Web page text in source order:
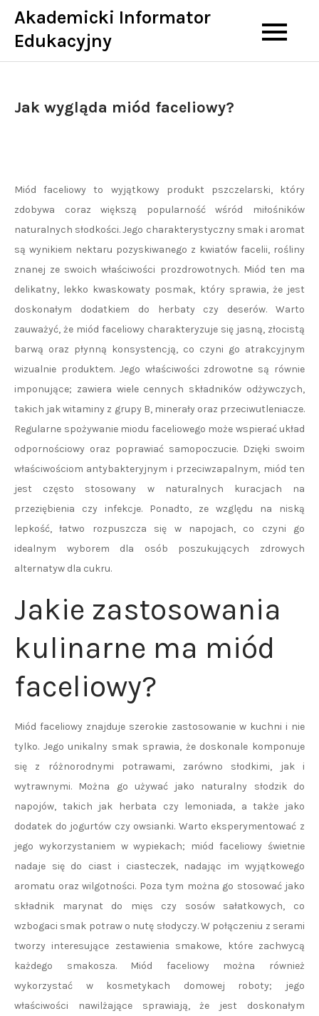
Skip
content
Akademicki Informator
Edukacyjny
Jak wygląda miód faceliowy?
Miód faceliowy to wyjątkowy produkt pszczelarski, który
zdobywa coraz większą popularność wśród miłośników
naturalnych słodkości. Jego charakterystyczny smak i aromat
są wynikiem nektaru pozyskiwanego z kwiatów facelii, rośliny
znanej ze swoich właściwości prozdrowotnych. Miód ten ma
delikatny, lekko kwaskowaty posmak, który sprawia, że jest
doskonałym dodatkiem do herbaty czy deserów. Warto
zauważyć, że miód faceliowy charakteryzuje się jasną, złocistą
barwą oraz płynną konsystencją, co czyni go atrakcyjnym
wizualnie produktem. Jego właściwości zdrowotne są równie
imponujące; zawiera wiele cennych składników odżywczych,
takich jak witaminy z grupy B, minerały oraz przeciwutleniacze.
Regularne spożywanie miodu faceliowego może wspierać układ
odpornościowy oraz poprawiać samopoczucie. Dzięki swoim
właściwościom antybakteryjnym i przeciwzapalnym, miód ten
jest często stosowany w naturalnych kuracjach na
przeziębienia czy infekcje. Ponadto, ze względu na niską
lepkość, łatwo rozpuszcza się w napojach, co czyni go
idealnym wyborem dla osób poszukujących zdrowych
alternatyw dla cukru.
Jakie zastosowania
kulinarne ma miód
faceliowy?
Miód faceliowy znajduje szerokie zastosowanie w kuchni i nie
tylko. Jego unikalny smak sprawia, że doskonale komponuje
się z różnorodnymi potrawami, zarówno słodkimi, jak i
wytrawnymi. Można go używać jako naturalny słodzik do
napojów, takich jak herbata czy lemoniada, a także jako
dodatek do jogurtów czy owsianki. Warto eksperymentować z
jego wykorzystaniem w wypiekach; miód faceliowy świetnie
nadaje się do ciast i ciasteczek, nadając im wyjątkowego
aromatu oraz wilgotności. Poza tym można go stosować jako
składnik marynat do mięs czy sosów sałatkowych, co
wzbogaci smak potraw o nutę słodyczy. W połączeniu z serami
tworzy interesujące zestawienia smakowe, które zachwycą
każdego smakosza. Miód faceliowy można również
wykorzystać w kosmetykach domowej roboty; jego
właściwości nawilżające sprawiają, że jest doskonałym